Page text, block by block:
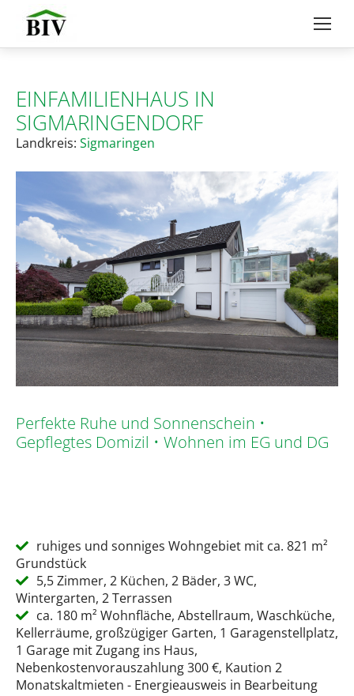
EINFAMILIENHAUS IN
SIGMARINGENDORF
Landkreis: Sigmaringen
Perfekte Ruhe und Sonnenschein •
Gepflegtes Domizil • Wohnen im EG und DG
ruhiges und sonniges Wohngebiet mit ca. 821 m²
Grundstück
5,5 Zimmer, 2 Küchen, 2 Bäder, 3 WC,
Wintergarten, 2 Terrassen
ca. 180 m² Wohnfläche, Abstellraum, Waschküche,
Kellerräume, großzügiger Garten, 1 Garagenstellplatz,
1 Garage mit Zugang ins Haus,
Nebenkostenvorauszahlung 300 €, Kaution 2
Monatskaltmieten - Energieausweis in Bearbeitung